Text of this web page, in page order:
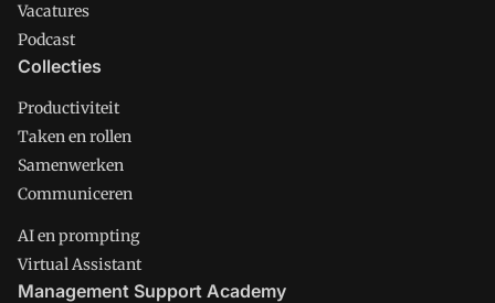
Vacatures
Podcast
Collecties
Productiviteit
Taken en rollen
Samenwerken
Communiceren
AI en prompting
Virtual Assistant
Management Support Academy